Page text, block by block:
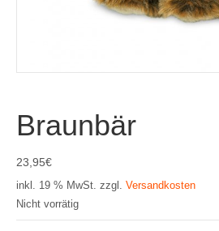
Braunbär
23,95€
inkl. 19 % MwSt. zzgl. Versandkosten
Nicht vorrätig